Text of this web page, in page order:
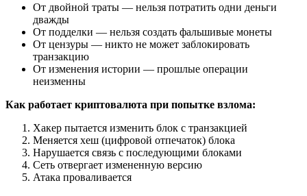
От двойной траты — нельзя потратить одни деньги
дважды
От подделки — нельзя создать фальшивые монеты
От цензуры — никто не может заблокировать
транзакцию
От изменения истории — прошлые операции
неизменны
Как работает криптовалюта при попытке взлома:
Хакер пытается изменить блок с транзакцией
Меняется хеш (цифровой отпечаток) блока
Нарушается связь с последующими блоками
Сеть отвергает измененную версию
Атака проваливается